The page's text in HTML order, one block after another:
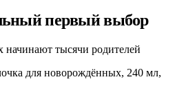
первый выбор
начинают тысячи родителей